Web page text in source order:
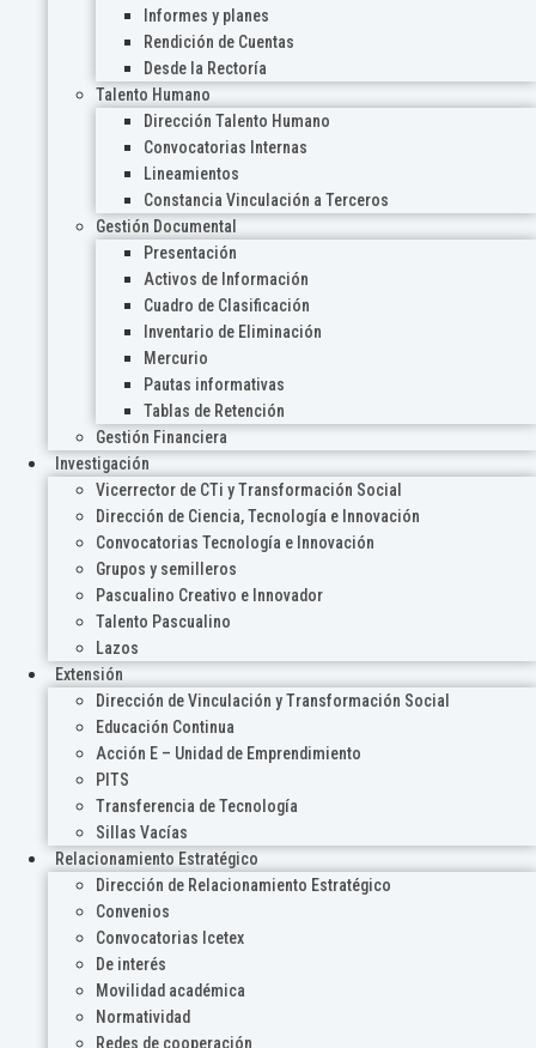
Informes y planes
Rendición de Cuentas
Desde la Rectoría
Talento Humano
Dirección Talento Humano
Convocatorias Internas
Lineamientos
Constancia Vinculación a Terceros
Gestión Documental
Presentación
Activos de Información
Cuadro de Clasificación
Inventario de Eliminación
Mercurio
Pautas informativas
Tablas de Retención
Gestión Financiera
Investigación
Vicerrector de CTi y Transformación Social
Dirección de Ciencia, Tecnología e Innovación
Convocatorias Tecnología e Innovación
Grupos y semilleros
Pascualino Creativo e Innovador
Talento Pascualino
Lazos
Extensión
Dirección de Vinculación y Transformación Social
Educación Continua
Acción E – Unidad de Emprendimiento
PITS
Transferencia de Tecnología
Sillas Vacías
Relacionamiento Estratégico
Dirección de Relacionamiento Estratégico
Convenios
Convocatorias Icetex
De interés
Movilidad académica
Normatividad
Redes de cooperación